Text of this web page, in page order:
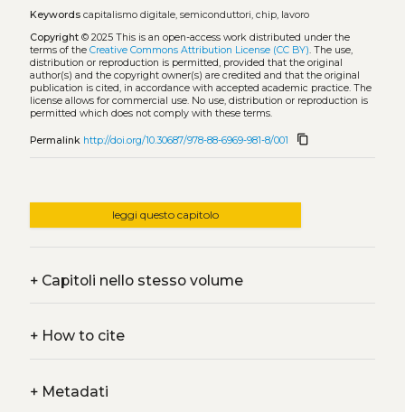
Keywords capitalismo digitale, semiconduttori, chip, lavoro
Copyright© 2025 This is an open-access work distributed under the
terms of the Creative Commons Attribution License (CC BY). The use,
distribution or reproduction is permitted, provided that the original
author(s) and the copyright owner(s) are credited and that the original
publication is cited, in accordance with accepted academic practice. The
license allows for commercial use. No use, distribution or reproduction is
permitted which does not comply with these terms.
Permalink http://doi.org/10.30687/978-88-6969-981-8/001 content_copy
leggi questo capitolo
+Capitoli nello stesso volume
+How to cite
+Metadati